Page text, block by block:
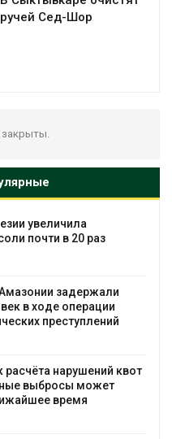
ручей Сед-Шор
В Австралии снизят
установки солнечных
Москвариум отметит 11-
трёхдневным фестивалем
В Кении противников
проверяют по статье о
Авг 5, 2026